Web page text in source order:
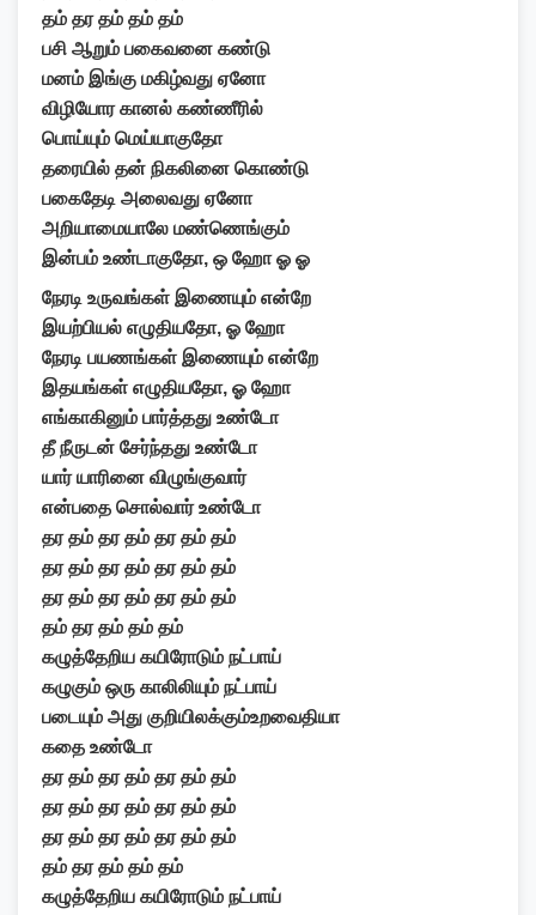
தம் தர தம் தம் தம்
பசி ஆறும் பகைவனை கண்டு
மனம் இங்கு மகிழ்வது ஏனோ
விழியோர கானல் கண்ணீரில்
பொய்யும் மெய்யாகுதோ
தரையில் தன் நிகலினை கொண்டு
பகைதேடி அலைவது ஏனோ
அறியாமையாலே மண்ணெங்கும்
இன்பம் உண்டாகுதோ, ஒ ஹோ ஓ ஓ
நேரடி உருவங்கள் இணையும் என்றே
இயற்பியல் எழுதியதோ, ஓ ஹோ
நேரடி பயணங்கள் இணையும் என்றே
இதயங்கள் எழுதியதோ, ஓ ஹோ
எங்காகினும் பார்த்தது உண்டோ
தீ நீருடன் சேர்ந்தது உண்டோ
யார் யாரினை விழுங்குவார்
என்பதை சொல்வார் உண்டோ
தர தம் தர தம் தர தம் தம்
தர தம் தர தம் தர தம் தம்
தர தம் தர தம் தர தம் தம்
தம் தர தம் தம் தம்
கழுத்தேறிய கயிரோடும் நட்பாய்
கழுகும் ஒரு காலிலியும் நட்பாய்
படையும் அது குறியிலக்கும்உறவைதியா
கதை உண்டோ
தர தம் தர தம் தர தம் தம்
தர தம் தர தம் தர தம் தம்
தர தம் தர தம் தர தம் தம்
தம் தர தம் தம் தம்
கழுத்தேறிய கயிரோடும் நட்பாய்